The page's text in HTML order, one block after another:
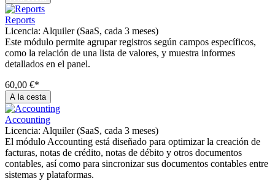
Reports
Licencia: Alquiler (SaaS, cada 3 meses)
Este módulo permite agrupar registros según campos específicos,
como la relación de una lista de valores, y muestra informes
detallados en el panel.
60,00 €*
A la cesta
Accounting
Licencia: Alquiler (SaaS, cada 3 meses)
El módulo Accounting está diseñado para optimizar la creación de
facturas, notas de crédito, notas de débito y otros documentos
contables, así como para sincronizar sus documentos contables entre
sistemas y plataformas.